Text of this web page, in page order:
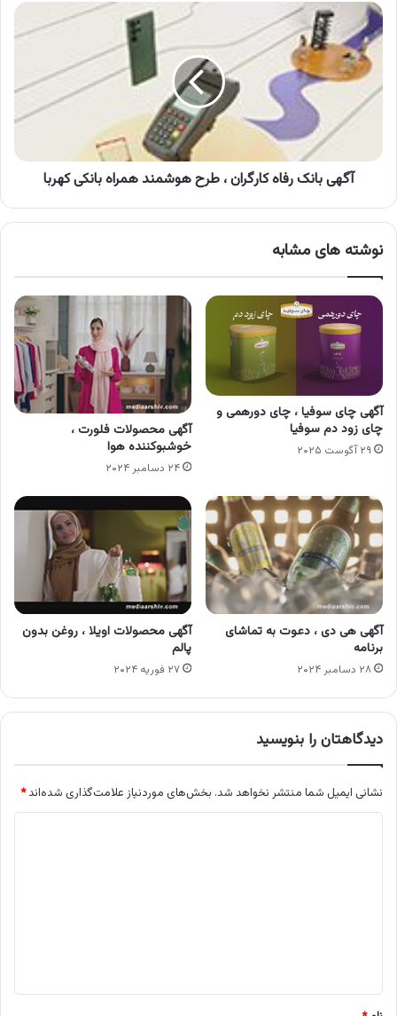
آگهی
بانک
رفاه
کارگران
،
طرح
هوشمند
بانکی
آگهی بانک رفاه کارگران ، طرح هوشمند همراه بانکی کهربا
نوشته های مشابه
آگهی چای سوفیا ، چای دورهمی و
چای زود دم سوفیا
۲۹ آگوست ۲۰۲۵
آگهی محصولات فلورت ،
خوشبوکننده هوا
۲۴ دسامبر ۲۰۲۴
آگهی هی دی ، دعوت به تماشای
برنامه
۲۸ دسامبر ۲۰۲۴
آگهی محصولات اویلا ، روغن بدون
پالم
۲۷ فوریه ۲۰۲۴
دیدگاهتان را بنویسید
نشانی ایمیل شما منتشر نخواهد شد. بخش‌های موردنیاز علامت‌گذاری شده‌اند*